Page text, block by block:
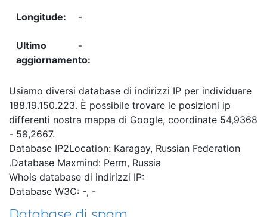
-
-
Usiamo diversi database di indirizzi IP per individuare
188.19.150.223. È possibile trovare le posizioni ip
differenti nostra mappa di Google, coordinate 54,9368
- 58,2667.
Database IP2Location: Karagay, Russian Federation
.Database Maxmind: Perm, Russia
Whois database di indirizzi IP:
Database W3C: -, -